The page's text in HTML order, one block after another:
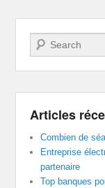
Recherche
Articles
Combien de
Entreprise
partenaire
Top banques